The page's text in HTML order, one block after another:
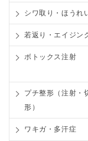
シワ取り・ほうれ
若返り・エイジン
ボトックス注射
プチ整形（注射・
形）
ワキガ・多汗症